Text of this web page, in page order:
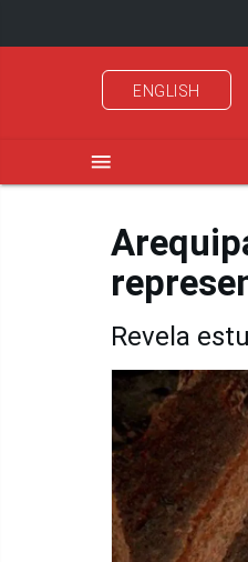
ENGLISH
menu
Revela